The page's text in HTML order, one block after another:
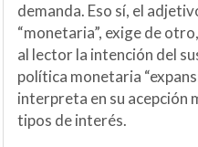
demanda. Eso sí, el
“monetaria”, exige de
al lector la intención del
política monetaria
interpreta en su acepción
tipos de interés.